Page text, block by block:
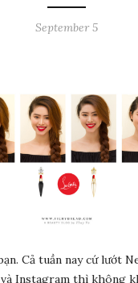
September 5
Cả tuần nay cứ lướt
Instagram thì không